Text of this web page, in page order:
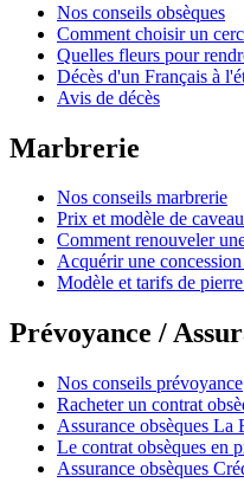
Nos conseils obsèques
Comment choisir un
Quelles fleurs pour
Décès d'un Français à
Avis de décès
Marbrerie
Nos conseils marbrerie
Prix et modèle de caveau
Comment renouveler
Acquérir une
Modèle et tarifs de
Prévoyance /
Nos conseils prévoyance
Racheter un contrat
Assurance obsèques La
Le contrat obsèques en
Assurance obsèques